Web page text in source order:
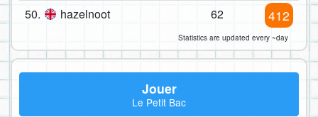
50. hazelnoot 62 412
Statistics are updated every ~day
Jouer
Le Petit Bac